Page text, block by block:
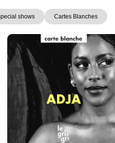
shows Cartes Blanches
Page